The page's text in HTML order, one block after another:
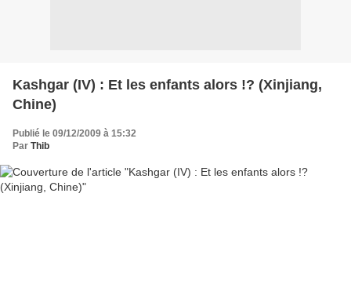
Kashgar (IV) : Et les enfants alors !? (Xinjiang,
Chine)
Publié le 09/12/2009 à 15:32
Par Thib